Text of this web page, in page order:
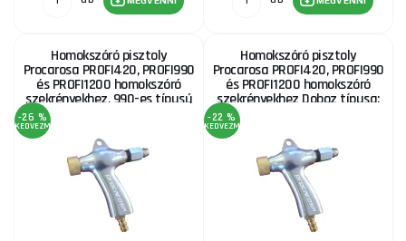
Homokszóró pisztoly
Procarosa PROFI420, PROFI990
és PROFI1200 homokszóró
szekrényekhez, 990-es típusú
-26 %
KEDVEZMÉNY
Homokszóró pisztoly
Procarosa PROFI420, PROFI990
és PROFI1200 homokszóró
szekrényekhez Doboz típusa:
-22 %
KEDVEZMÉNY